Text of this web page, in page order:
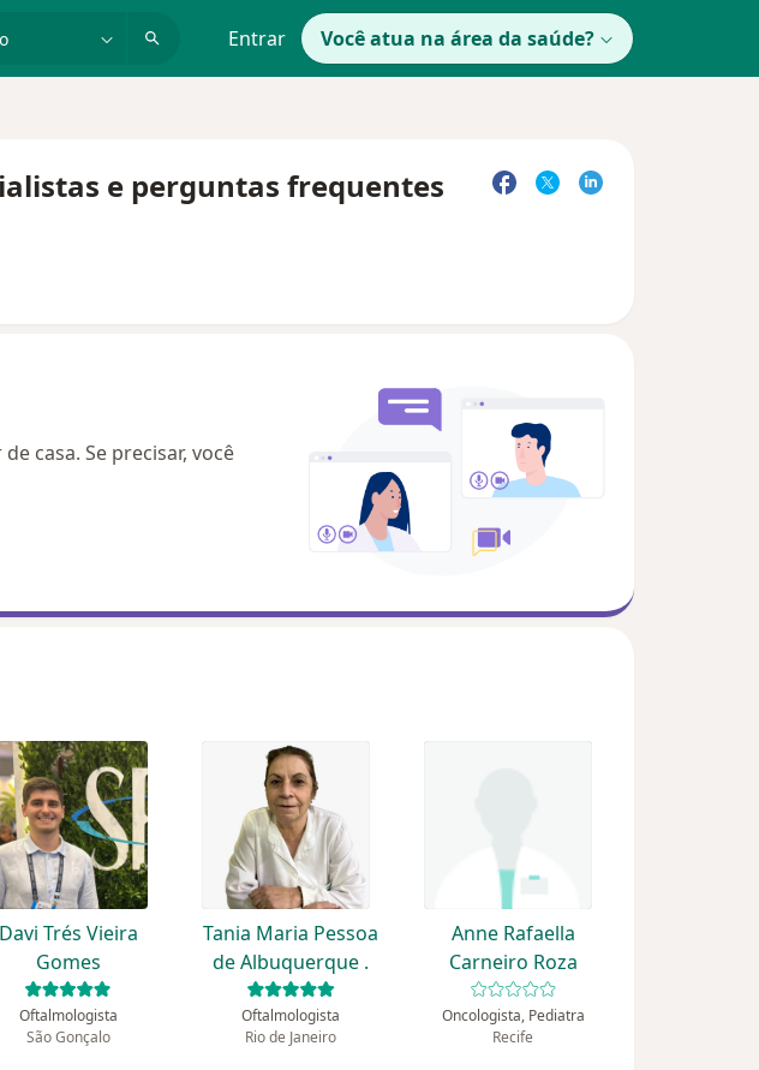
Entrar Você atua na área da saúde?
e perguntas frequentes
casa. Se precisar, você
Davi Trés Vieira
Gomes
Oftalmologista
São Gonçalo
Tania Maria Pessoa
de Albuquerque .
Oftalmologista
Rio de Janeiro
Anne Rafaella
Carneiro Roza
Oncologista, Pediatra
Recife